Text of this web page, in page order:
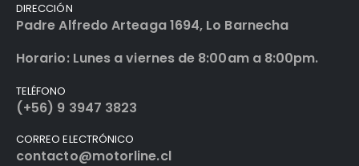
DIRECCIÓN
Padre Alfredo Arteaga 1694, Lo Barnecha
Horario: Lunes a viernes de 8:00am a 8:00pm.
TELÉFONO
(+56) 9 3947 3823
CORREO ELECTRÓNICO
contacto@motorline.cl